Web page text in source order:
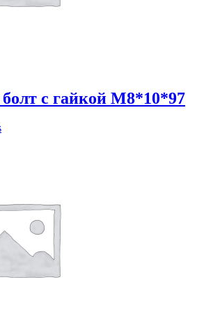
с гайкой М8*10*97